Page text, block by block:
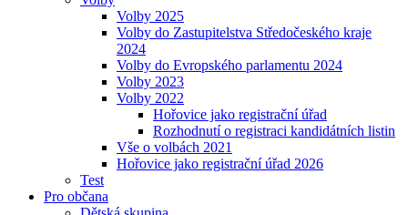
Volby 2025
Volby do Zastupitelstva Středočeského kraje
2024
Volby do Evropského parlamentu 2024
Volby 2023
Volby 2022
Hořovice jako registrační úřad
Rozhodnutí o registraci kandidátních listin
Vše o volbách 2021
Hořovice jako registrační úřad 2026
Test
Pro občana